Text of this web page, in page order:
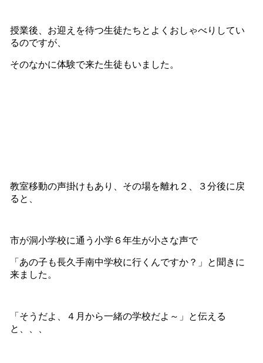
授業後、お迎えを待つ生徒たちとよくおしゃべりしてい
るのですが、
そのなかに体験で来た生徒もいました。
教室移動の声掛けもあり、その場を離れ２、３分後に戻
ると、
市が洞小学校に通う小学６年生が小さな声で
「あの子も長久手南中学校に行くんですか？」と聞きに
来ました。
「そうだよ、４月から一緒の学校だよ～」と伝える
と、、、